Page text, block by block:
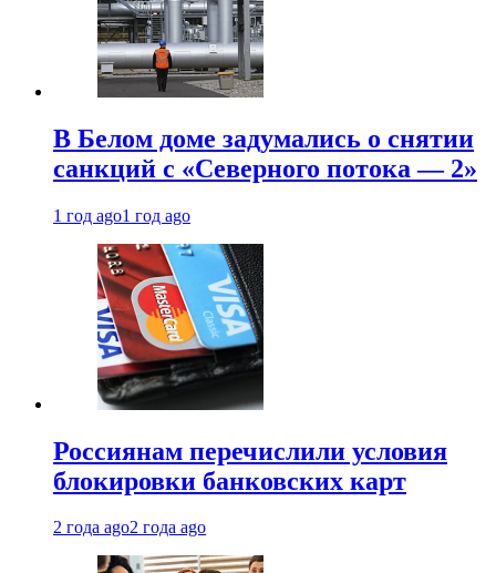
В Белом доме задумались о снятии
санкций с «Северного потока — 2»
1 год ago1 год ago
Россиянам перечислили условия
блокировки банковских карт
2 года ago2 года ago